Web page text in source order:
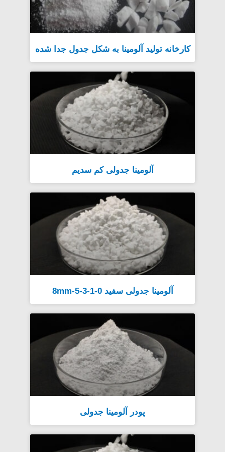
کارخانه تولید آلومینا به شکل جدول جدا شده
آلومینا جدولی کم سدیم
آلومینا جدولی سفید 0-1-3-5-8mm
پودر آلومینا جدولی